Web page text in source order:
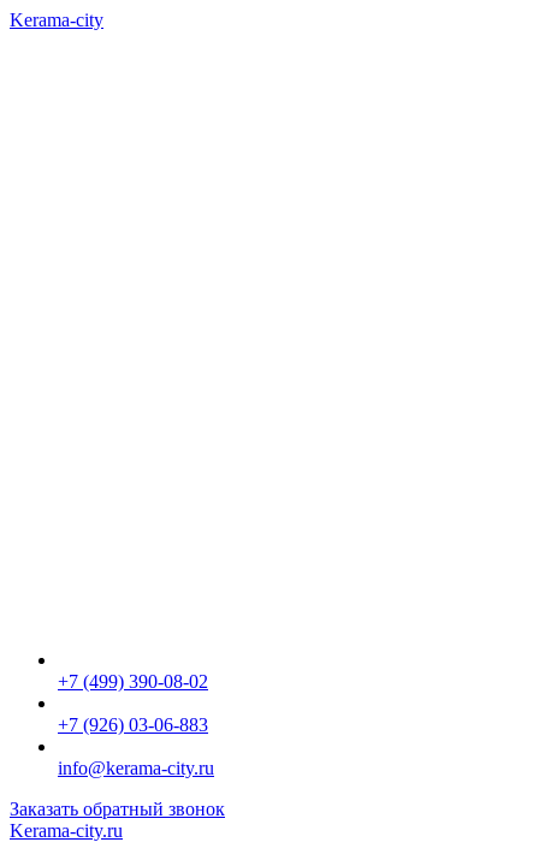
Kerama-city
+7 (499) 390-08-02
+7 (926) 03-06-883
info@kerama-city.ru
Заказать обратный звонок
Kerama-city.ru